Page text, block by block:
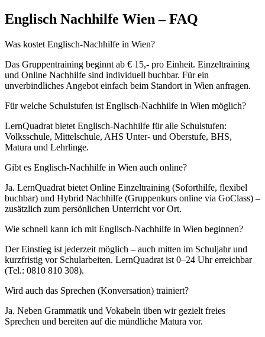
Englisch Nachhilfe Wien – FAQ
Was kostet Englisch-Nachhilfe in Wien?
Das Gruppentraining beginnt ab € 15,- pro Einheit. Einzeltraining
und Online Nachhilfe sind individuell buchbar. Für ein
unverbindliches Angebot einfach beim Standort in Wien anfragen.
Für welche Schulstufen ist Englisch-Nachhilfe in Wien möglich?
LernQuadrat bietet Englisch-Nachhilfe für alle Schulstufen:
Volksschule, Mittelschule, AHS Unter- und Oberstufe, BHS,
Matura und Lehrlinge.
Gibt es Englisch-Nachhilfe in Wien auch online?
Ja. LernQuadrat bietet Online Einzeltraining (Soforthilfe, flexibel
buchbar) und Hybrid Nachhilfe (Gruppenkurs online via GoClass) –
zusätzlich zum persönlichen Unterricht vor Ort.
Wie schnell kann ich mit Englisch-Nachhilfe in Wien beginnen?
Der Einstieg ist jederzeit möglich – auch mitten im Schuljahr und
kurzfristig vor Schularbeiten. LernQuadrat ist 0–24 Uhr erreichbar
(Tel.: 0810 810 308).
Wird auch das Sprechen (Konversation) trainiert?
Ja. Neben Grammatik und Vokabeln üben wir gezielt freies
Sprechen und bereiten auf die mündliche Matura vor.